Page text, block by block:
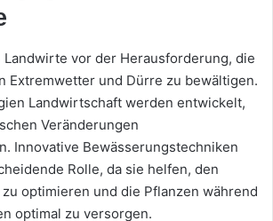
Landwirte vor der Herausforderung, die
Extremwetter und Dürre zu bewältigen.
Landwirtschaft werden entwickelt,
Veränderungen
Innovative Bewässerungstechniken
Rolle, da sie helfen, den
optimieren und die Pflanzen während
optimal zu versorgen.